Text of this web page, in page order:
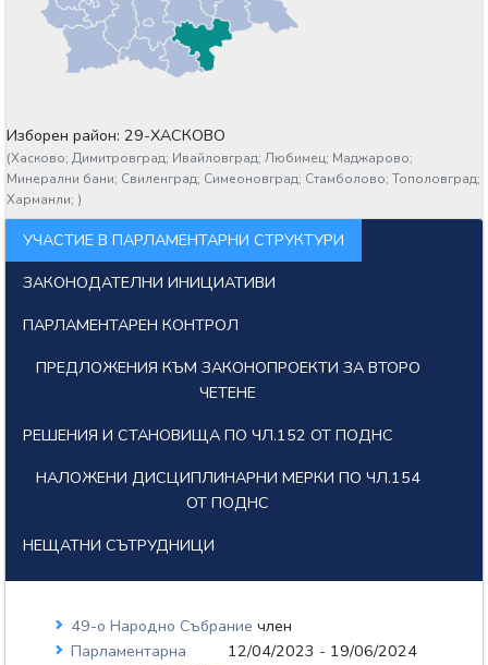
Изборен район: 29-ХАСКОВО
(Хасково;Димитровград; Ивайловград;Любимец; Маджарово;
Минерални бани; Свиленград; Симеоновград; Стамболово;Тополовград;
Харманли; )
УЧАСТИЕ В ПАРЛАМЕНТАРНИ СТРУКТУРИ
ЗАКОНОДАТЕЛНИ ИНИЦИАТИВИ
ПАРЛАМЕНТАРЕН КОНТРОЛ
ПРЕДЛОЖЕНИЯ КЪМ ЗАКОНОПРОЕКТИ ЗА ВТОРО
ЧЕТЕНЕ
РЕШЕНИЯ И СТАНОВИЩА ПО ЧЛ.152 ОТ ПОДНС
НАЛОЖЕНИ ДИСЦИПЛИНАРНИ МЕРКИ ПО ЧЛ.154
ОТ ПОДНС
НЕЩАТНИ СЪТРУДНИЦИ
49-о Народно Събраниечлен
12/04/2023 - 19/06/2024
Парламентарна